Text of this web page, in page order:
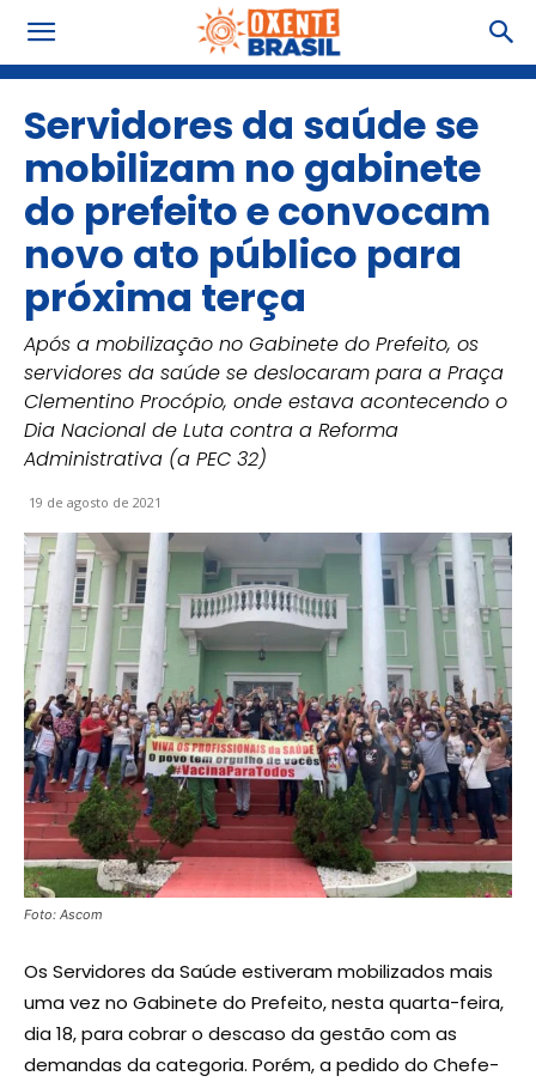
Servidores da saúde se
mobilizam no gabinete
do prefeito e convocam
novo ato público para
próxima terça
Após a mobilização no Gabinete do Prefeito, os
servidores da saúde se deslocaram para a Praça
Clementino Procópio, onde estava acontecendo o
Dia Nacional de Luta contra a Reforma
Administrativa (a PEC 32)
19 de agosto de 2021
Foto: Ascom
Os Servidores da Saúde estiveram mobilizados mais
uma vez no Gabinete do Prefeito, nesta quarta-feira,
dia 18, para cobrar o descaso da gestão com as
demandas da categoria. Porém, a pedido do Chefe-